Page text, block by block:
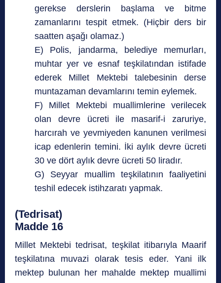
gerekse derslerin başlama ve bitme
zamanlarını tespit etmek. (Hiçbir ders bir
saatten aşağı olamaz.)
E) Polis, jandarma, belediye memurları,
muhtar yer ve esnaf teşkilatından istifade
ederek Millet Mektebi talebesinin derse
muntazaman devamlarını temin eylemek.
F) Millet Mektebi muallimlerine verilecek
olan devre ücreti ile masarif-i zaruriye,
harcırah ve yevmiyeden kanunen verilmesi
icap edenlerin temini. İki aylık devre ücreti
30 ve dört aylık devre ücreti 50 liradır.
G) Seyyar muallim teşkilatının faaliyetini
teshil edecek istihzaratı yapmak.
(Tedrisat)
Madde 16
Millet Mektebi tedrisat, teşkilat itibarıyla Maarif
teşkilatına muvazi olarak tesis eder. Yani ilk
mektep bulunan her mahalde mektep muallimi